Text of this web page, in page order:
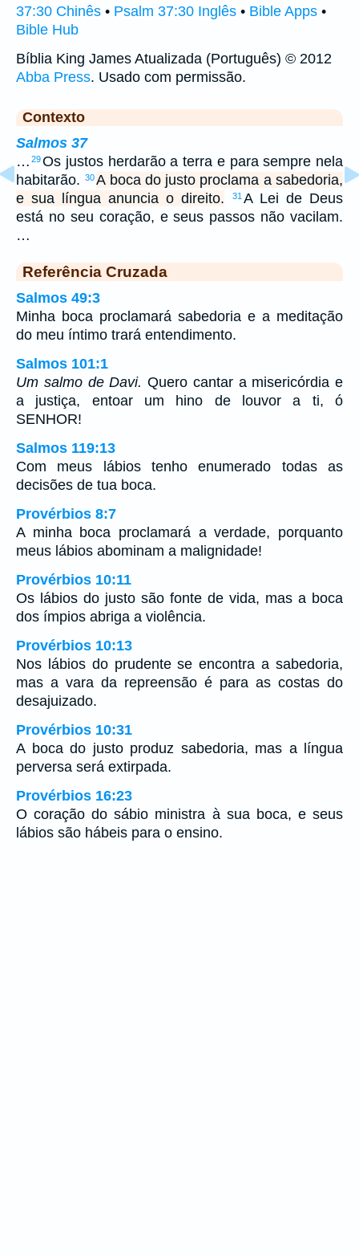
37:30 Chinês • Psalm 37:30 Inglês • Bible Apps •
Bible Hub
Bíblia King James Atualizada (Português) © 2012
Abba Press. Usado com permissão.
Contexto
Salmos 37
… 29Os justos herdarão a terra e para sempre nela
habitarão.
30A boca do justo proclama a sabedoria,
e sua língua anuncia o direito.
31 A Lei de Deus
está no seu coração, e seus passos não vacilam.
…
Referência Cruzada
Salmos 49:3
Minha boca proclamará sabedoria e a meditação
do meu íntimo trará entendimento.
Salmos 101:1
Um salmo de Davi. Quero cantar a misericórdia e
a justiça, entoar um hino de louvor a ti, ó
SENHOR!
Salmos 119:13
Com meus lábios tenho enumerado todas as
decisões de tua boca.
Provérbios 8:7
A minha boca proclamará a verdade, porquanto
meus lábios abominam a malignidade!
Provérbios 10:11
Os lábios do justo são fonte de vida, mas a boca
dos ímpios abriga a violência.
Provérbios 10:13
Nos lábios do prudente se encontra a sabedoria,
mas a vara da repreensão é para as costas do
desajuizado.
Provérbios 10:31
A boca do justo produz sabedoria, mas a língua
perversa será extirpada.
Provérbios 16:23
O coração do sábio ministra à sua boca, e seus
lábios são hábeis para o ensino.